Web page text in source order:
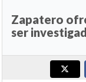
Zapatero
ser